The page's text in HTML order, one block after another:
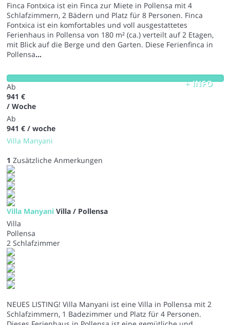
Finca Fontxica ist ein Finca zur Miete in Pollensa mit 4
Schlafzimmern, 2 Bädern und Platz für 8 Personen. Finca
Fontxica ist ein komfortables und voll ausgestattetes
Ferienhaus in Pollensa von 180 m² (ca.) verteilt auf 2 Etagen,
mit Blick auf die Berge und den Garten. Diese Ferienfinca in
Pollensa...
+ INFO
Ab
941 €
/ Woche
Ab
941 €/ woche
Villa Manyani
1 Zusätzliche Anmerkungen
Villa Manyani Villa / Pollensa
Villa
Pollensa
2 Schlafzimmer
NEUES LISTING! Villa Manyani ist eine Villa in Pollensa mit 2
Schlafzimmern, 1 Badezimmer und Platz für 4 Personen.